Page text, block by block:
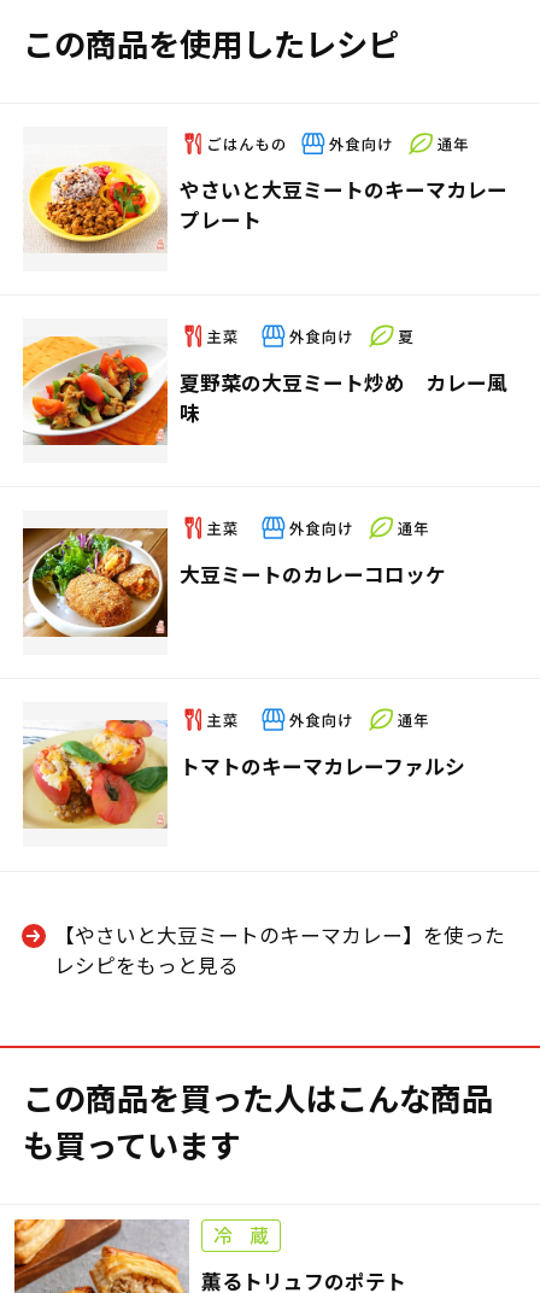
この商品を使用したレシピ
やさいと大豆ミートのキーマカレー
プレート
夏野菜の大豆ミート炒め カレー風
味
大豆ミートのカレーコロッケ
トマトのキーマカレーファルシ
【やさいと大豆ミートのキーマカレー】を使った
レシピをもっと見る
この商品を買った人はこんな商品
も買っています
薫るトリュフのポテト